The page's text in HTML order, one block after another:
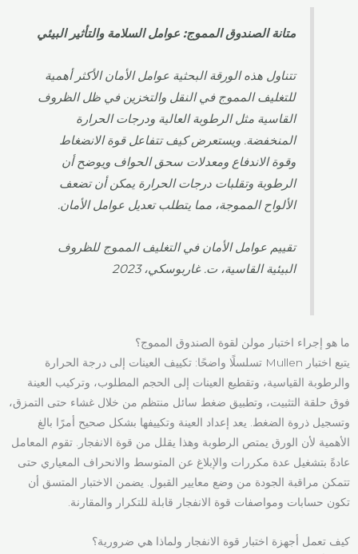
متانة الصندوق المموج: عوامل السلامة والتأثير البيئي
تتناول هذه الورقة البحثية عوامل الأمان الأكثر أهمية
للتغليف المموج في النقل والتخزين في ظل الظروف
القاسية مثل الرطوبة العالية ودرجات الحرارة
المنخفضة. ويستعرض كيف تتفاعل قوة الانضغاط
وقوة الاندفاع ومعدلات سحق الحواف ويوضح أن
الرطوبة وتقلبات درجات الحرارة يمكن أن تضعف
الألواح المموجة، مما يتطلب تعديل عوامل الأمان.
تقييم عوامل الأمان في التغليف المموج للظروف
البيئية القاسية، ت. غاربوسكي، 2023
ما هو إجراء اختبار مولن لقوة الصندوق المموج؟
يتبع اختبار Mullen تسلسلًا واضحًا: تكييف العينات إلى درجة الحرارة
والرطوبة القياسية، وتقطيع العينات إلى الحجم المطلوب، وتركيب العينة
فوق حلقة التثبيت، وتطبيق ضغط سائل منتظم من خلال غشاء حتى التمزق،
وتسجيل ذروة الضغط. يعد إعداد العينة وتكييفها بشكل صحيح أمرًا بالغ
الأهمية لأن الورق يمتص الرطوبة وهذا يقلل من قوة الانفجار. تقوم المعامل
عادةً بتشغيل عدة مكررات والإبلاغ عن المتوسط والانحراف المعياري حتى
تتمكن مراقبة الجودة من وضع معايير القبول. يضمن الاختبار المتسق أن
تكون حسابات ومواصفات قوة الانفجار قابلة للتكرار والمقارنة.
كيف تعمل أجهزة اختبار قوة الانفجار ولماذا هي ضرورية؟